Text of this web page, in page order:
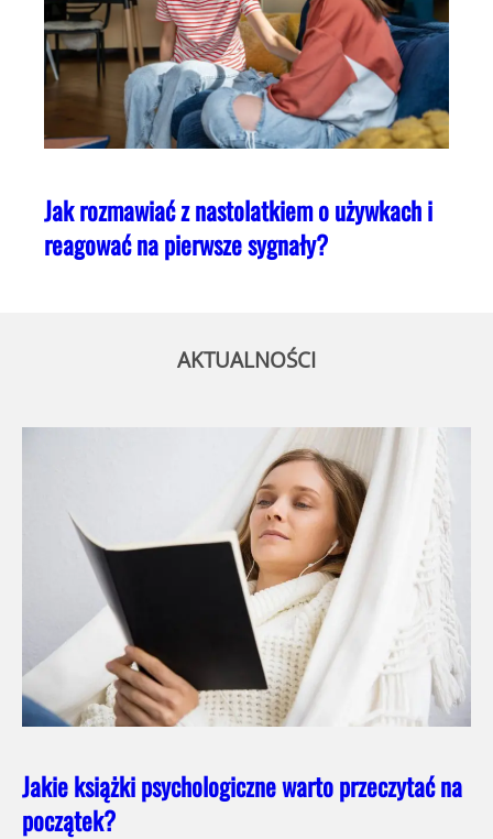
Jak rozmawiać z nastolatkiem o używkach i
reagować na pierwsze sygnały?
AKTUALNOŚCI
Jakie książki psychologiczne warto przeczytać na
początek?